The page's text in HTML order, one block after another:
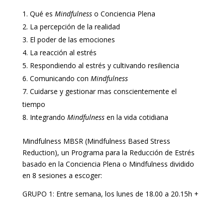
Qué es Mindfulness o Conciencia Plena
La percepción de la realidad
El poder de las emociones
La reacción al estrés
Respondiendo al estrés y cultivando resiliencia
Comunicando con Mindfulness
Cuidarse y gestionar mas conscientemente el
tiempo
Integrando Mindfulnessen la vida cotidiana
Mindfulness MBSR (Mindfulness Based Stress
Reduction), un Programa para la Reducción de Estrés
basado en la Conciencia Plena o Mindfulness dividido
en 8 sesiones a escoger:
GRUPO 1: Entre semana, los lunes de 18.00 a 20.15h +